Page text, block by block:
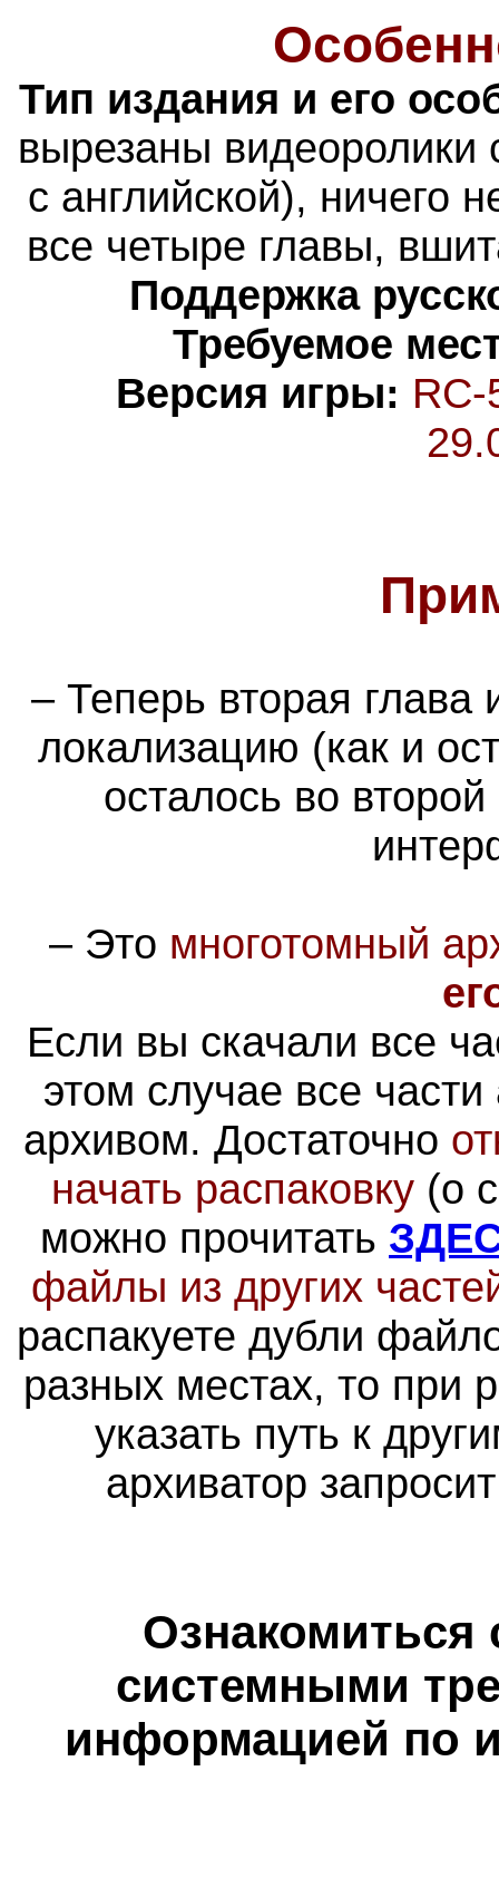
Тип издания и его
вырезаны видеоролики
с английской), ничего
все четыре главы,
Поддержка
Требуемое
Версия игры:
– Теперь вторая
локализацию (как и
осталось во
– Это многотомный
Если вы скачали все
этом случае все
архивом. Достаточно
начать распаковку (о
можно прочитать
файлы из других
распакуете дубли
разных местах, то при
указать путь к
архиватор
Ознакомиться
системными
информацией по